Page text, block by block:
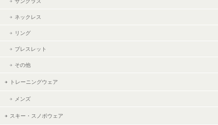
ネックレス
リング
ブレスレット
その他
トレーニングウェア
メンズ
スキー・スノボウェア